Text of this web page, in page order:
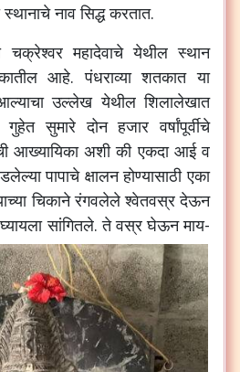
नाव सिद्ध करतात.
महादेवाचे येथील स्थान
आहे. पंधराव्या शतकात या
उल्लेख येथील शिलालेखात
सुमारे दोन हजार वर्षांपूर्वीचे
आख्यायिका अशी की एकदा आई व
पापाचे क्षालन होण्यासाठी एका
चिकाने रंगवलेले श्वेतवस्र देऊन
सांगितले. ते वस्र घेऊन माय-